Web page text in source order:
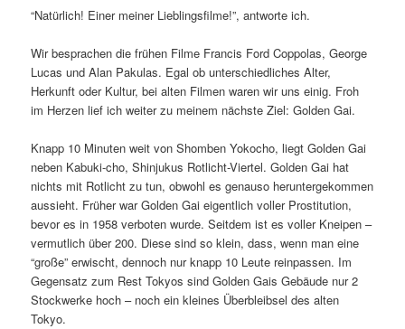
“Natürlich! Einer meiner Lieblingsfilme!”, antworte ich.
Wir besprachen die frühen Filme Francis Ford Coppolas, George
Lucas und Alan Pakulas. Egal ob unterschiedliches Alter,
Herkunft oder Kultur, bei alten Filmen waren wir uns einig. Froh
im Herzen lief ich weiter zu meinem nächste Ziel: Golden Gai.
Knapp 10 Minuten weit von Shomben Yokocho, liegt Golden Gai
neben Kabuki-cho, Shinjukus Rotlicht-Viertel. Golden Gai hat
nichts mit Rotlicht zu tun, obwohl es genauso heruntergekommen
aussieht. Früher war Golden Gai eigentlich voller Prostitution,
bevor es in 1958 verboten wurde. Seitdem ist es voller Kneipen –
vermutlich über 200. Diese sind so klein, dass, wenn man eine
“große” erwischt, dennoch nur knapp 10 Leute reinpassen. Im
Gegensatz zum Rest Tokyos sind Golden Gais Gebäude nur 2
Stockwerke hoch – noch ein kleines Überbleibsel des alten
Tokyo.